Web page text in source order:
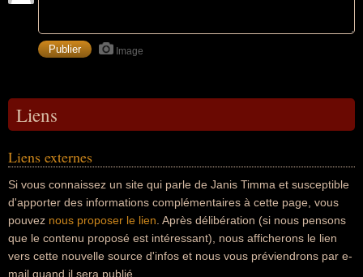
Image
Liens
Liens externes
Si vous connaissez un site qui parle de Janis Timma et susceptible
d'apporter des informations complémentaires à cette page, vous
pouvez nous proposer le lien . Après délibération (si nous pensons
que le contenu proposé est intéressant), nous afficherons le lien
vers cette nouvelle source d'infos et nous vous préviendrons par e-
mail quand il sera publié.